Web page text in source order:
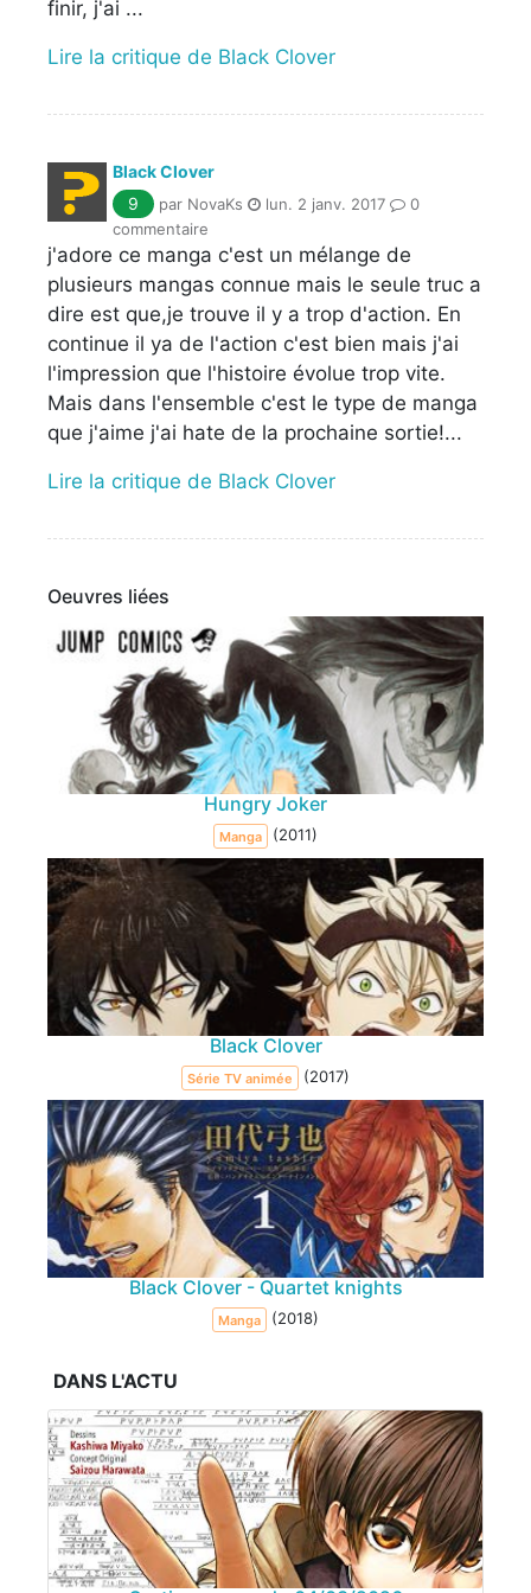
finir, j'ai ...
Lire la critique de Black Clover
Black Clover
9
par NovaKs lun. 2 janv. 2017
0
commentaire
j'adore ce manga c'est un mélange de
plusieurs mangas connue mais le seule truc a
dire est que,je trouve il y a trop d'action. En
continue il ya de l'action c'est bien mais j'ai
l'impression que l'histoire évolue trop vite.
Mais dans l'ensemble c'est le type de manga
que j'aime j'ai hate de la prochaine sortie!...
Lire la critique de Black Clover
Oeuvres liées
Hungry Joker
Manga (2011)
Black Clover
Série TV animée (2017)
Black Clover - Quartet knights
Manga (2018)
DANS L'ACTU